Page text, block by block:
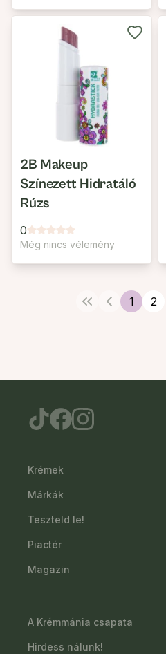
2B Makeup
Színezett Hidratáló
Rúzs
0
Még nincs vélemény
1 2
Krémek
Márkák
Teszteld le!
Piactér
Magazin
A Krémmánia csapata
Hirdess nálunk!